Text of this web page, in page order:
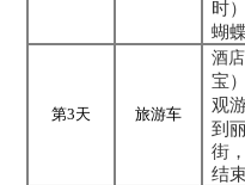
时
蝴
第3天 旅游车
酒店
宝
观
到
街
结